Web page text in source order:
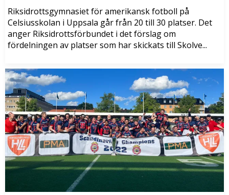
Riksidrottsgymnasiet för amerikansk fotboll på
Celsiusskolan i Uppsala går från 20 till 30 platser. Det
anger Riksidrottsförbundet i det förslag om
fördelningen av platser som har skickats till Skolve...